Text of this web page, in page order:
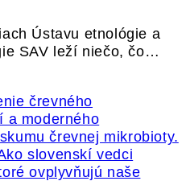
Ústavu etnológie a
SAV leží niečo, čo…
slovenskí vedci
ovplyvňujú naše